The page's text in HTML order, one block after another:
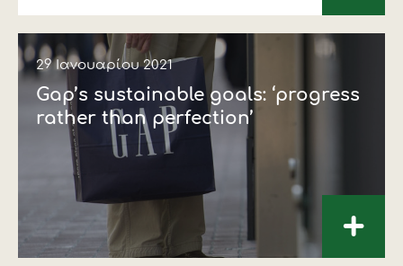
Επικοινωνία
Πως θα μας βρείτε
ΑΚΟΛΟΥΘΗΣΤΕ ΜΑΣ
Πως θα μας βρείτε
ΑΚΟΛΟΥΘΗΣΤΕ ΜΑΣ
Ιατρικές υπηρεσίες
Πως θα μας βρείτε
ΑΚΟΛΟΥΘΗΣΤΕ ΜΑΣ
Πως θα μας βρείτε
ΑΚΟΛΟΥΘΗΣΤΕ ΜΑΣ
Πως θα μας βρείτε
ΑΚΟΛΟΥΘΗΣΤΕ ΜΑΣ
Πως θα μας βρείτε
ΑΚΟΛΟΥΘΗΣΤΕ ΜΑΣ
29 Ιανουαρίου 2021
Gap’s sustainable goals: ‘progress
rather than perfection’
+